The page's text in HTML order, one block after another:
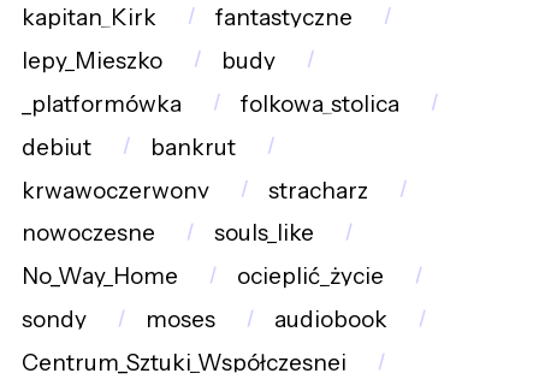
kapitan_Kirk
fantastyczne
lepy_Mieszko
budy
_platformówka
folkowa_stolica
debiut
bankrut
krwawoczerwony
stracharz
nowoczesne
souls_like
No_Way_Home
ocieplić_życie
sondy
moses
audiobook
Centrum_Sztuki_Współczesnej